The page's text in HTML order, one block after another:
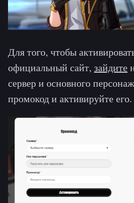
Для того, чтобы
официальный сайт, зайдите
сервер и основного
промокод и активируйте его.